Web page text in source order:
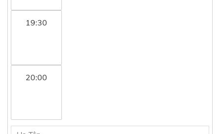
19:30
20:00